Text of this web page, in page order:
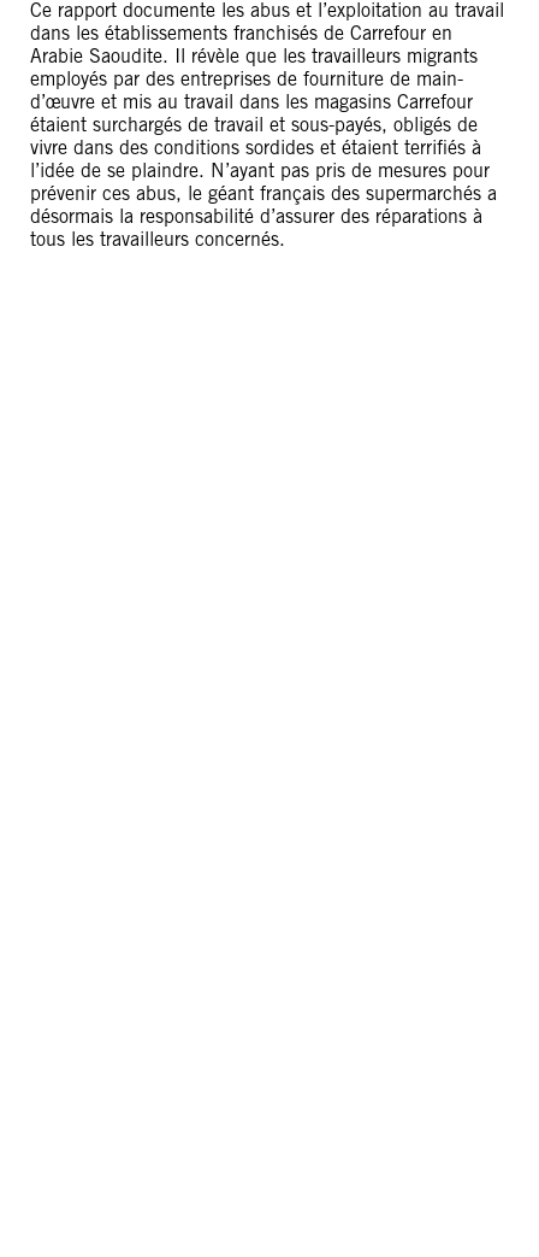
Ce rapport documente les abus et l’exploitation au travail
dans les établissements franchisés de Carrefour en
Arabie Saoudite. Il révèle que les travailleurs migrants
employés par des entreprises de fourniture de main-
d’œuvre et mis au travail dans les magasins Carrefour
étaient surchargés de travail et sous-payés, obligés de
vivre dans des conditions sordides et étaient terrifiés à
l’idée de se plaindre. N’ayant pas pris de mesures pour
prévenir ces abus, le géant français des supermarchés a
désormais la responsabilité d’assurer des réparations à
tous les travailleurs concernés.